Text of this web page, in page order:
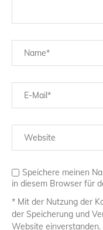
Speichere meinen
in diesem Browser für
* Mit der Nutzung der
der Speicherung und
Website einverstanden.